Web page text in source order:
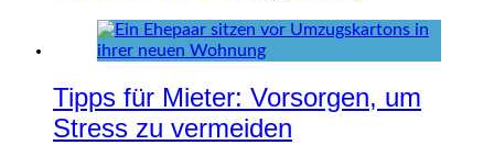
Tipps für Mieter: Vorsorgen, um
Stress zu vermeiden